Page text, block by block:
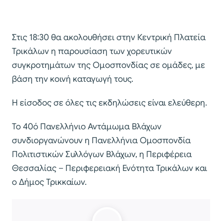
Στις 18:30 θα ακολουθήσει στην Κεντρική Πλατεία
Τρικάλων η παρουσίαση των χορευτικών
συγκροτημάτων της Ομοσπονδίας σε ομάδες, με
βάση την κοινή καταγωγή τους.
Η είσοδος σε όλες τις εκδηλώσεις είναι ελεύθερη.
Το 40ό Πανελλήνιο Αντάμωμα Βλάχων
συνδιοργανώνουν η Πανελλήνια Ομοσπονδία
Πολιτιστικών Συλλόγων Βλάχων, η Περιφέρεια
Θεσσαλίας – Περιφερειακή Ενότητα Τρικάλων και
ο Δήμος Τρικκαίων.